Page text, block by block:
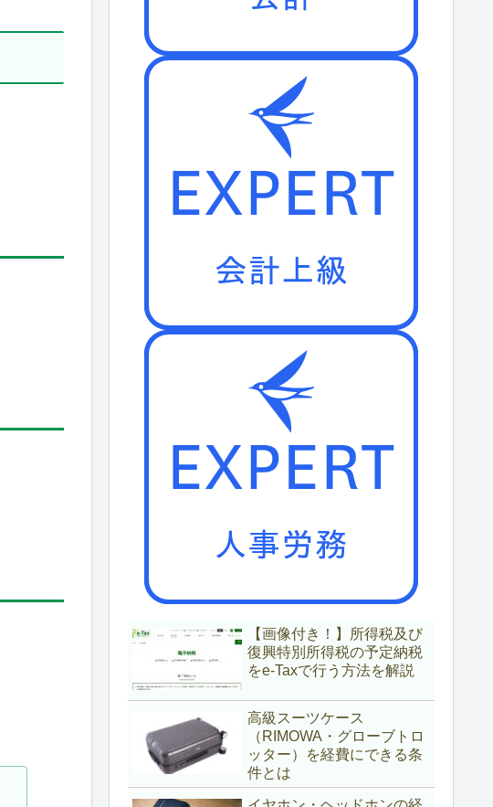
【画像付き！】所得税及び
復興特別所得税の予定納税
をe-Taxで行う方法を解説
高級スーツケース
（RIMOWA・グローブトロ
ッター）を経費にできる条
件とは